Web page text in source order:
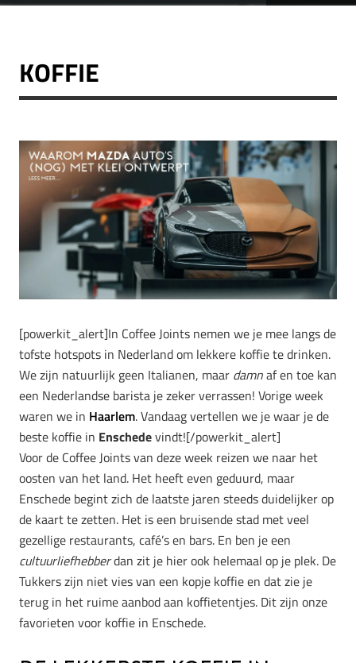
KOFFIE
[powerkit_alert]In Coffee Joints nemen we je mee langs de
tofste hotspots in Nederland om lekkere koffie te drinken.
We zijn natuurlijk geen Italianen, maar damnaf en toe kan
een Nederlandse barista je zeker verrassen! Vorige week
waren we in Haarlem. Vandaag vertellen we je waar je de
beste koffie in Enschedevindt![/powerkit_alert]
Voor de Coffee Joints van deze week reizen we naar het
oosten van het land. Het heeft even geduurd, maar
Enschede begint zich de laatste jaren steeds duidelijker op
de kaart te zetten. Het is een bruisende stad met veel
gezellige restaurants, café’s en bars. En ben je een
cultuurliefhebberdan zit je hier ook helemaal op je plek. De
Tukkers zijn niet vies van een kopje koffie en dat zie je
terug in het ruime aanbod aan koffietentjes. Dit zijn onze
favorieten voor koffie in Enschede.